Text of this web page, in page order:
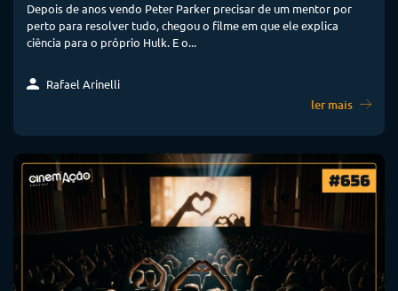
Depois de anos vendo Peter Parker precisar de um mentor por
perto para resolver tudo, chegou o filme em que ele explica
ciência para o próprio Hulk. E o...
Rafael Arinelli
ler mais